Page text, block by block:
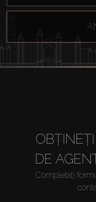
Agenți
DE
Completați